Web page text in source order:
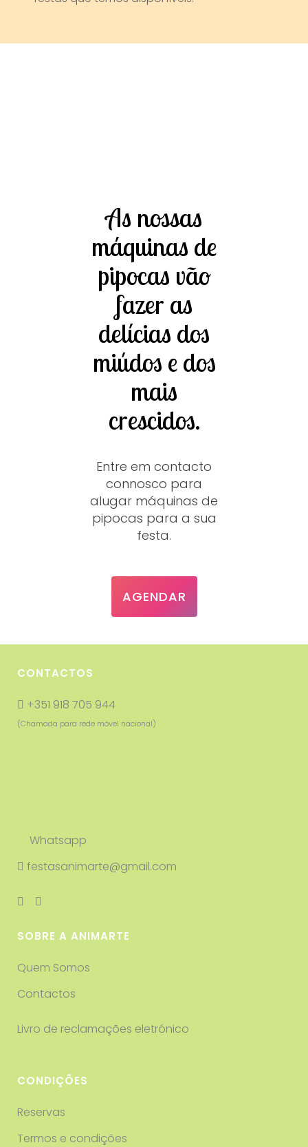
As nossas
máquinas de
pipocas vão
fazer as
delícias dos
miúdos e dos
mais
crescidos.
Entre em contacto
connosco para
alugar máquinas de
pipocas para a sua
festa.
AGENDAR
CONTACTOS
+351 918 705 944
(Chamada para rede móvel nacional)
Whatsapp
festasanimarte@gmail.com
SOBRE A ANIMARTE
Quem Somos
Contactos
Livro de reclamações eletrónico
CONDIÇÕES
Reservas
Termos e condições